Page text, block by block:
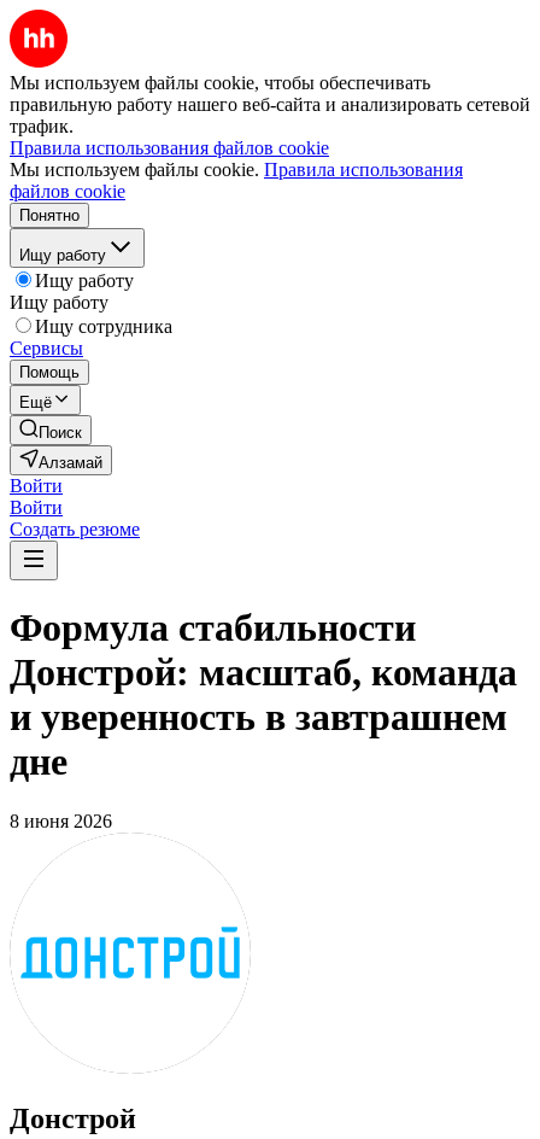
Мы используем файлы cookie, чтобы обеспечивать
правильную работу нашего веб-сайта и анализировать сетевой
трафик.
Правила использования файлов cookie
Мы используем файлы cookie. Правила использования
файлов cookie
Понятно
Ищу работу
Ищу работу
Ищу работу
Ищу сотрудника
Сервисы
Помощь
Ещё
Поиск
Алзамай
Войти
Войти
Создать резюме
Формула стабильности
Донстрой: масштаб, команда
и уверенность в завтрашнем
дне
8 июня 2026
Донстрой